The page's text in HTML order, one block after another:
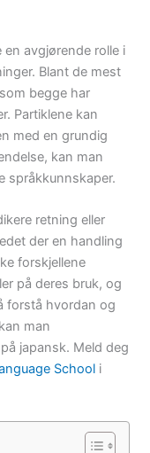
avgjørende rolle i
Blant de mest
begge har
Partiklene kan
med en grundig
kan man
språkkunnskaper.
retning eller
der en handling
forskjellene
på deres bruk, og
forstå hvordan og
man
japansk. Meld deg
School i